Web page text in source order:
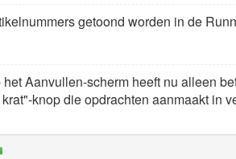
getoond worden in de
Aanvullen-scherm heeft nu alleen
knop die opdrachten aanmaakt in